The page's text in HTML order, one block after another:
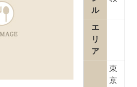
ル
エ
リ
ア
東
京